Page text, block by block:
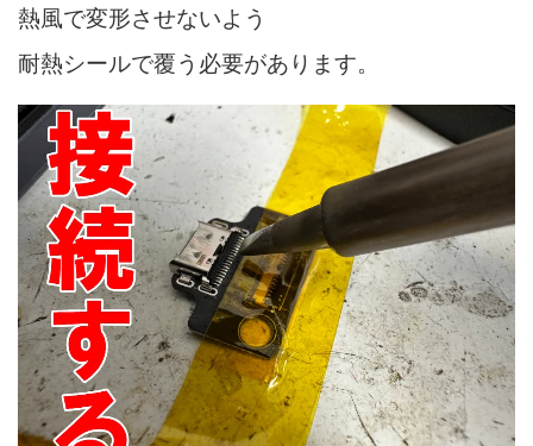
熱風で変形させないよう
耐熱シールで覆う必要があります。